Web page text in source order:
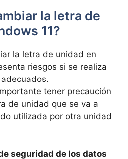
‌la‌ letra ⁢de
11?
la letra ‍de unidad⁤ en
riesgos‍ si​ se realiza
​tener precaución‌
de unidad que se va a
utilizada por otra unidad
seguridad de ‌los datos